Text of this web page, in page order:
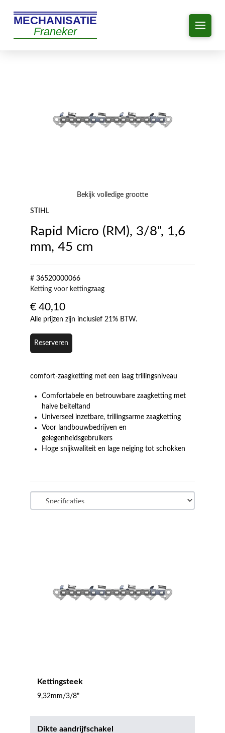
MECHANISATIE
Franeker
Bekijk volledige grootte
STIHL
Rapid Micro (RM), 3/8", 1,6
mm, 45 cm
# 36520000066
Ketting voor kettingzaag
€ 40,10
Alle prijzen zijn inclusief 21% BTW.
Reserveren
comfort-zaagketting met een laag trillingsniveau
Comfortabele en betrouwbare zaagketting met
halve beiteltand
Universeel inzetbare, trillingsarme zaagketting
Voor landbouwbedrijven en
gelegenheidsgebruikers
Hoge snijkwaliteit en lage neiging tot schokken
Kettingsteek
9,32mm/3/8"
Dikte aandrijfschakel